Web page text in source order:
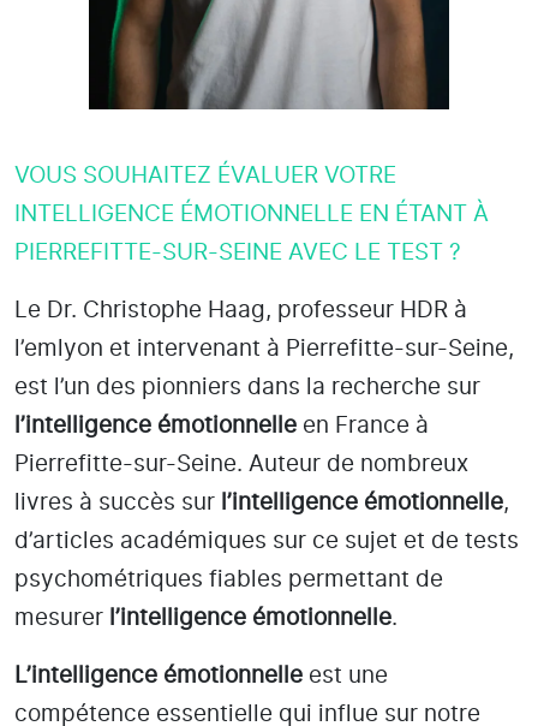
VOUS SOUHAITEZ ÉVALUER VOTRE
INTELLIGENCE ÉMOTIONNELLE EN ÉTANT À
PIERREFITTE-SUR-SEINE AVEC LE TEST ?
Le Dr. Christophe Haag, professeur HDR à
l’emlyon et intervenant à Pierrefitte-sur-Seine,
est l’un des pionniers dans la recherche sur
l’intelligence émotionnelle en France à
Pierrefitte-sur-Seine. Auteur de nombreux
livres à succès sur l’intelligence émotionnelle,
d’articles académiques sur ce sujet et de tests
psychométriques fiables permettant de
mesurer l’intelligence émotionnelle.
L’intelligence émotionnelle est une
compétence essentielle qui influe sur notre